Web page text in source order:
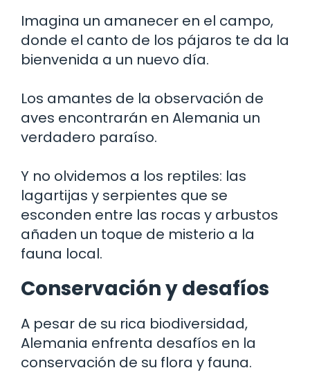
Imagina un amanecer en el campo,
donde el canto de los pájaros te da la
bienvenida a un nuevo día.
Los amantes de la observación de
aves encontrarán en Alemania un
verdadero paraíso.
Y no olvidemos a los reptiles: las
lagartijas y serpientes que se
esconden entre las rocas y arbustos
añaden un toque de misterio a la
fauna local.
Conservación y desafíos
A pesar de su rica biodiversidad,
Alemania enfrenta desafíos en la
conservación de su flora y fauna.